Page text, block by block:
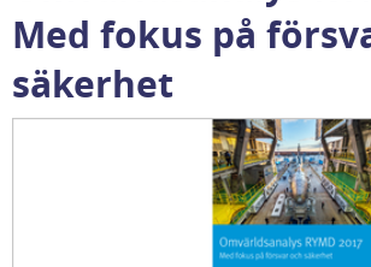
Med fokus på
säkerhet